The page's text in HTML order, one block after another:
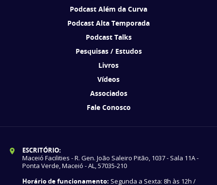
Podcast Além da Curva
Podcast Alta Temporada
Podcast Talks
Pesquisas / Estudos
Livros
Vídeos
Associados
Fale Conosco
ESCRITÓRIO:
Maceió Facilities - R. Gen. João Saleiro Pitão, 1037 - Sala 11A -
Ponta Verde, Maceió - AL, 57035-210
Horário de funcionamento: Segunda a Sexta: 8h às 12h /